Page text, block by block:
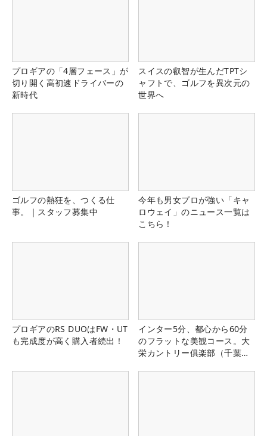
プロギアの「4層フェース」が
切り開く高初速ドライバーの
新時代
スイスの叡智が生んだTPTシ
ャフトで、ゴルフを異次元の
世界へ
ゴルフの熱狂を、つくる仕
事。｜スタッフ募集中
今年も男女プロが強い「キャ
ロウェイ」のニュース一覧は
こちら！
プロギアのRS DUOはFW・UT
も完成度が高く購入者続出！
インター5分、都心から60分
のフラットな美観コース。大
栄カントリー俱楽部（千葉